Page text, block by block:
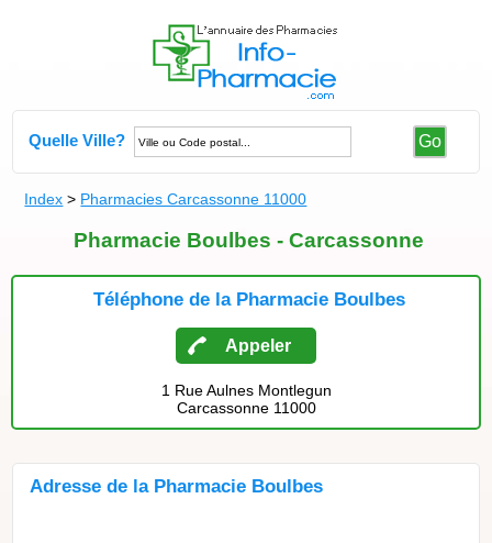
Quelle Ville? Go
Index > Pharmacies Carcassonne 11000
Pharmacie Boulbes - Carcassonne
Téléphone de la Pharmacie Boulbes
Appeler
1 Rue Aulnes Montlegun
Carcassonne 11000
Adresse de la Pharmacie Boulbes